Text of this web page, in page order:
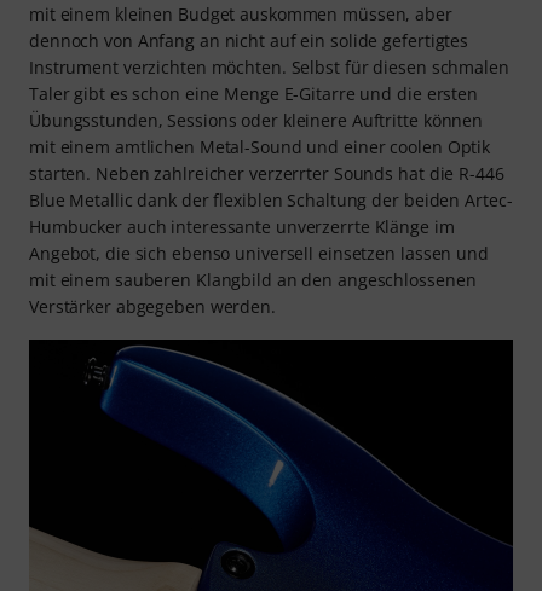
mit einem kleinen Budget auskommen müssen, aber
dennoch von Anfang an nicht auf ein solide gefertigtes
Instrument verzichten möchten. Selbst für diesen schmalen
Taler gibt es schon eine Menge E-Gitarre und die ersten
Übungsstunden, Sessions oder kleinere Auftritte können
mit einem amtlichen Metal-Sound und einer coolen Optik
starten. Neben zahlreicher verzerrter Sounds hat die R-446
Blue Metallic dank der flexiblen Schaltung der beiden Artec-
Humbucker auch interessante unverzerrte Klänge im
Angebot, die sich ebenso universell einsetzen lassen und
mit einem sauberen Klangbild an den angeschlossenen
Verstärker abgegeben werden.